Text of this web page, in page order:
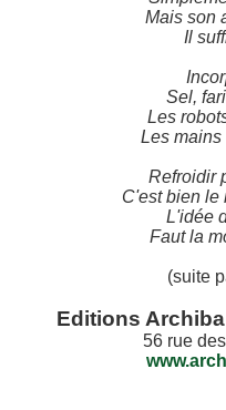
Mais son
Il
Sel,
Les
Les mains
Refroidir
C'est bien le
L'idée
Faut la
(suite
Editions
56 rue